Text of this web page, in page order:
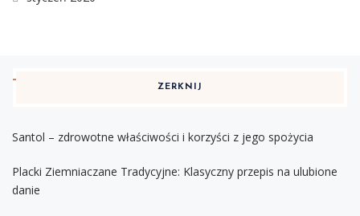
ZERKNIJ
Santol – zdrowotne właściwości i korzyści z jego spożycia
Placki Ziemniaczane Tradycyjne: Klasyczny przepis na ulubione
danie